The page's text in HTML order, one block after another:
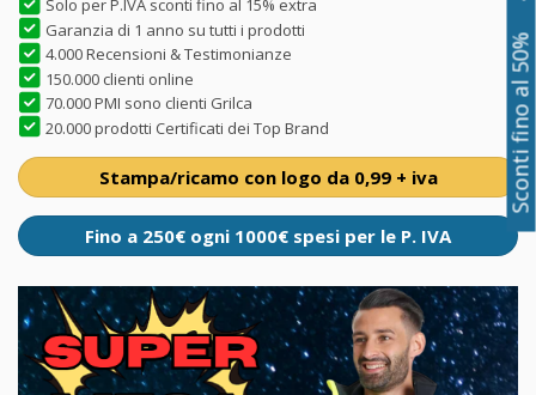
Solo per P.IVA sconti fino al 15% extra
Garanzia di 1 anno su tutti i prodotti
4.000 Recensioni & Testimonianze
150.000 clienti online
70.000 PMI sono clienti Grilca
20.000 prodotti Certificati dei Top Brand
Stampa/ricamo con logo da 0,99 + iva
Fino a 250€ ogni 1000€ spesi per le P. IVA
Sconti fino al 50%